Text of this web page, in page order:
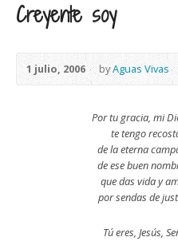
Creyente soy
1 julio, 2006 byAguas Vivas
Por tu gracia, mi
te tengo
de la eterna
de ese buen
que das vida y
por sendas de
Tú eres, Jesús,